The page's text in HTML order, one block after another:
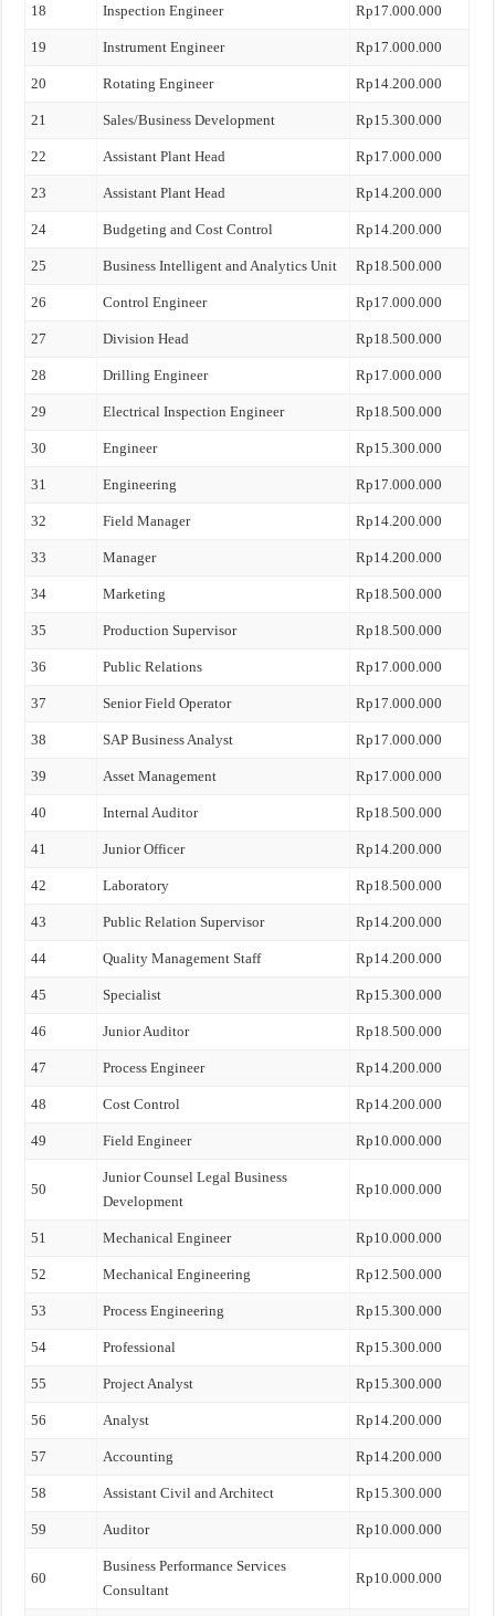
18 Inspection Engineer Rp17.000.000
19 Instrument Engineer Rp17.000.000
20 Rotating Engineer Rp14.200.000
21 Sales/Business Development Rp15.300.000
22 Assistant Plant Head Rp17.000.000
23 Assistant Plant Head Rp14.200.000
24 Budgeting and Cost Control Rp14.200.000
25 Business Intelligent and Analytics Unit Rp18.500.000
26 Control Engineer Rp17.000.000
27 Division Head Rp18.500.000
28 Drilling Engineer Rp17.000.000
29 Electrical Inspection Engineer Rp18.500.000
30 Engineer Rp15.300.000
31 Engineering Rp17.000.000
32 Field Manager Rp14.200.000
33 Manager Rp14.200.000
34 Marketing Rp18.500.000
35 Production Supervisor Rp18.500.000
36 Public Relations Rp17.000.000
37 Senior Field Operator Rp17.000.000
38 SAP Business Analyst Rp17.000.000
39 Asset Management Rp17.000.000
40 Internal Auditor Rp18.500.000
41 Junior Officer Rp14.200.000
42 Laboratory Rp18.500.000
43 Public Relation Supervisor Rp14.200.000
44 Quality Management Staff Rp14.200.000
45 Specialist Rp15.300.000
46 Junior Auditor Rp18.500.000
47 Process Engineer Rp14.200.000
48 Cost Control Rp14.200.000
49 Field Engineer Rp10.000.000
50
Junior Counsel Legal Business
Development
Rp10.000.000
51 Mechanical Engineer Rp10.000.000
52 Mechanical Engineering Rp12.500.000
53 Process Engineering Rp15.300.000
54 Professional Rp15.300.000
55 Project Analyst Rp15.300.000
56 Analyst Rp14.200.000
57 Accounting Rp14.200.000
58 Assistant Civil and Architect Rp15.300.000
59 Auditor Rp10.000.000
60
Business Performance Services
Consultant
Rp10.000.000